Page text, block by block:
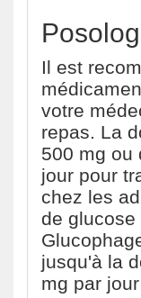
Il est
votre
repas. La
500 mg ou
jour pour
chez les
de glucose
jusqu'à la
mg par